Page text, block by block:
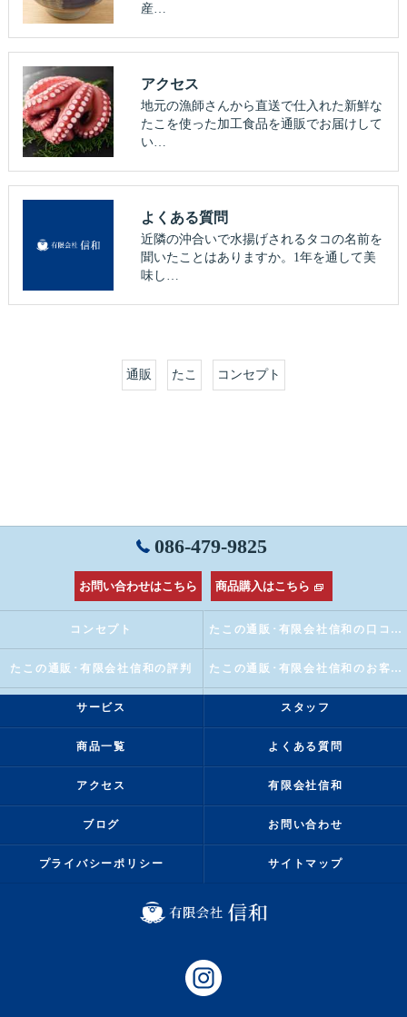
産…
アクセス
地元の漁師さんから直送で仕入れた新鮮な
たこを使った加工食品を通販でお届けして
い…
よくある質問
近隣の沖合いで水揚げされるタコの名前を
聞いたことはありますか。1年を通して美
味し…
通販 たこ コンセプト
086-479-9825
お問い合わせはこちら 商品購入はこちら
コンセプト たこの通販･有限会社信和の口コミ情報
たこの通販･有限会社信和の評判 たこの通販･有限会社信和のお客様の声
サービス スタッフ
商品一覧 よくある質問
アクセス 有限会社信和
ブログ お問い合わせ
プライバシーポリシー サイトマップ